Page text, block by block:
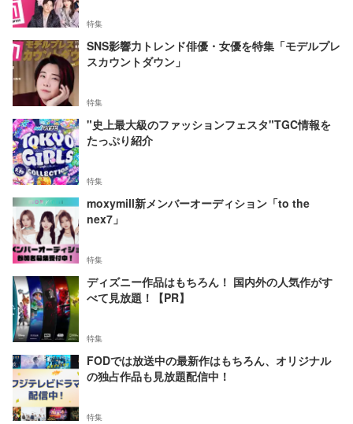
特集
SNS影響力トレンド俳優・女優を特集「モデルプレ
スカウントダウン」
特集
"史上最大級のファッションフェスタ"TGC情報を
たっぷり紹介
特集
moxymill新メンバーオーディション「to the
nex7」
特集
ディズニー作品はもちろん！ 国内外の人気作がす
べて見放題！【PR】
特集
FODでは放送中の最新作はもちろん、オリジナル
の独占作品も見放題配信中！
特集